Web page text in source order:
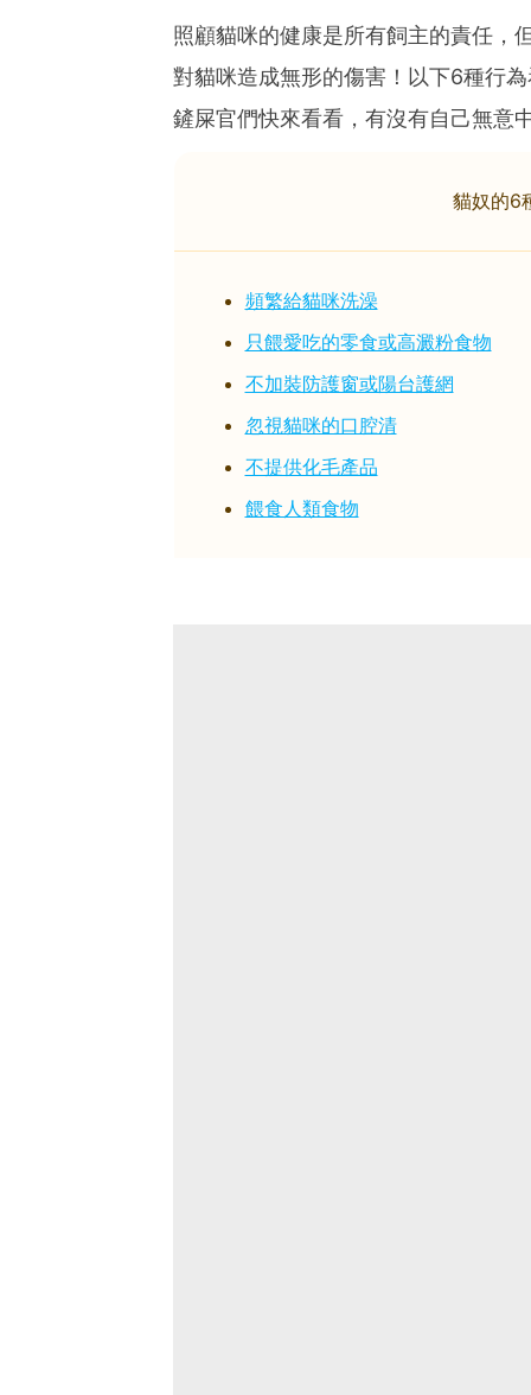
照顧貓咪的健康是所有飼主的責任，
對貓咪造成無形的傷害！以下6種行
鏟屎官們快來看看，有沒有自己無意
貓奴的6
頻繁給貓咪洗澡
只餵愛吃的零食或高澱粉食物
不加裝防護窗或陽台護網
忽視貓咪的口腔清
不提供化毛產品
餵食人類食物